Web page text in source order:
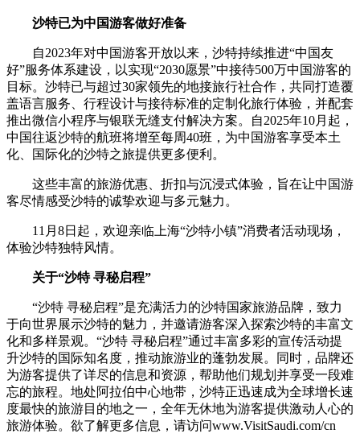
沙特已为中国游客做好准备
自2023年对中国游客开放以来，沙特持续推进“中国友
好”服务体系建设，以实现“2030愿景”中接待500万中国游客的
目标。沙特已与超过30家领先的地接旅行社合作，共同打造覆
盖语言服务、行程设计与接待标准的定制化旅行体验，并配套
推出微信小程序与银联无缝支付解决方案。自2025年10月起，
中国往返沙特的航班将增至每周40班，为中国游客享受本土
化、国际化的沙特之旅提供更多便利。
这些丰富的旅游优惠、折扣与沉浸式体验，旨在让中国游
客尽情感受沙特的诚挚欢迎与多元魅力。
11月8日起，欢迎亲临上海“沙特小镇”消费者活动现场，
体验沙特独特风情。
关于“沙特 寻秘启程”
“沙特 寻秘启程”是充满活力的沙特国家旅游品牌，致力
于向世界展示沙特的魅力，并邀请游客深入探索沙特的丰富文
化和多样景观。“沙特 寻秘启程”通过丰富多彩的宣传活动提
升沙特的国际知名度，推动旅游业的蓬勃发展。同时，品牌还
为游客提供了详尽的信息和资源，帮助他们规划并享受一段难
忘的旅程。地处阿拉伯中心地带，沙特正迅速成为全球增长速
度最快的旅游目的地之一，全年无休地为游客提供激动人心的
旅游体验。欲了解更多信息，请访问www.VisitSaudi.com/cn